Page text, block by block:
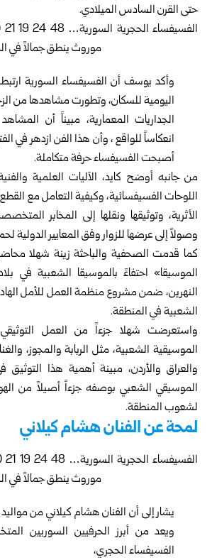
حتى القرن السادس الميلادي.
وأكد يوسف أن الفسيفساء السورية ارتبطت
اليومية للسكان، وتطورت مشاهدها من
الجداريات المعمارية، مبيناً أن
انعكاساً للواقع ، وأن هذا الفن ازدهر في
أصبحت الفسيفساء حرفة متكاملة.
من جانبه أوضح كايد، الآليات العلمية
اللوحات الفسيفسائية، وكيفية التعامل مع
الأثرية، وتوثيقها ونقلها إلى المخابر
وصولاً إلى عرضها للزوار وفق المعايير الدولية
كما قدمت الصحفية والباحثة زينة شهلا
الموسيقا» احتفاءً بالموسيقا الشعبية في
النهرين، ضمن مشروع منظمة العمل للأمل
الشعبية في المنطقة.
واستعرضت شهلا جزءاً من العمل التوثيقي
الموسيقية الشعبية، مثل الربابة والمجوز،
والعراق والأردن، مبينة أهمية هذا التوثيق
الموسيقي الشعبي بوصفه جزءاً أصيلاً من
لشعوب المنطقة.
لمحة عن الفنان هشام كيلاني
ويعد من أبرز الحرفيين السوريين
الفسيفساء الحجري،